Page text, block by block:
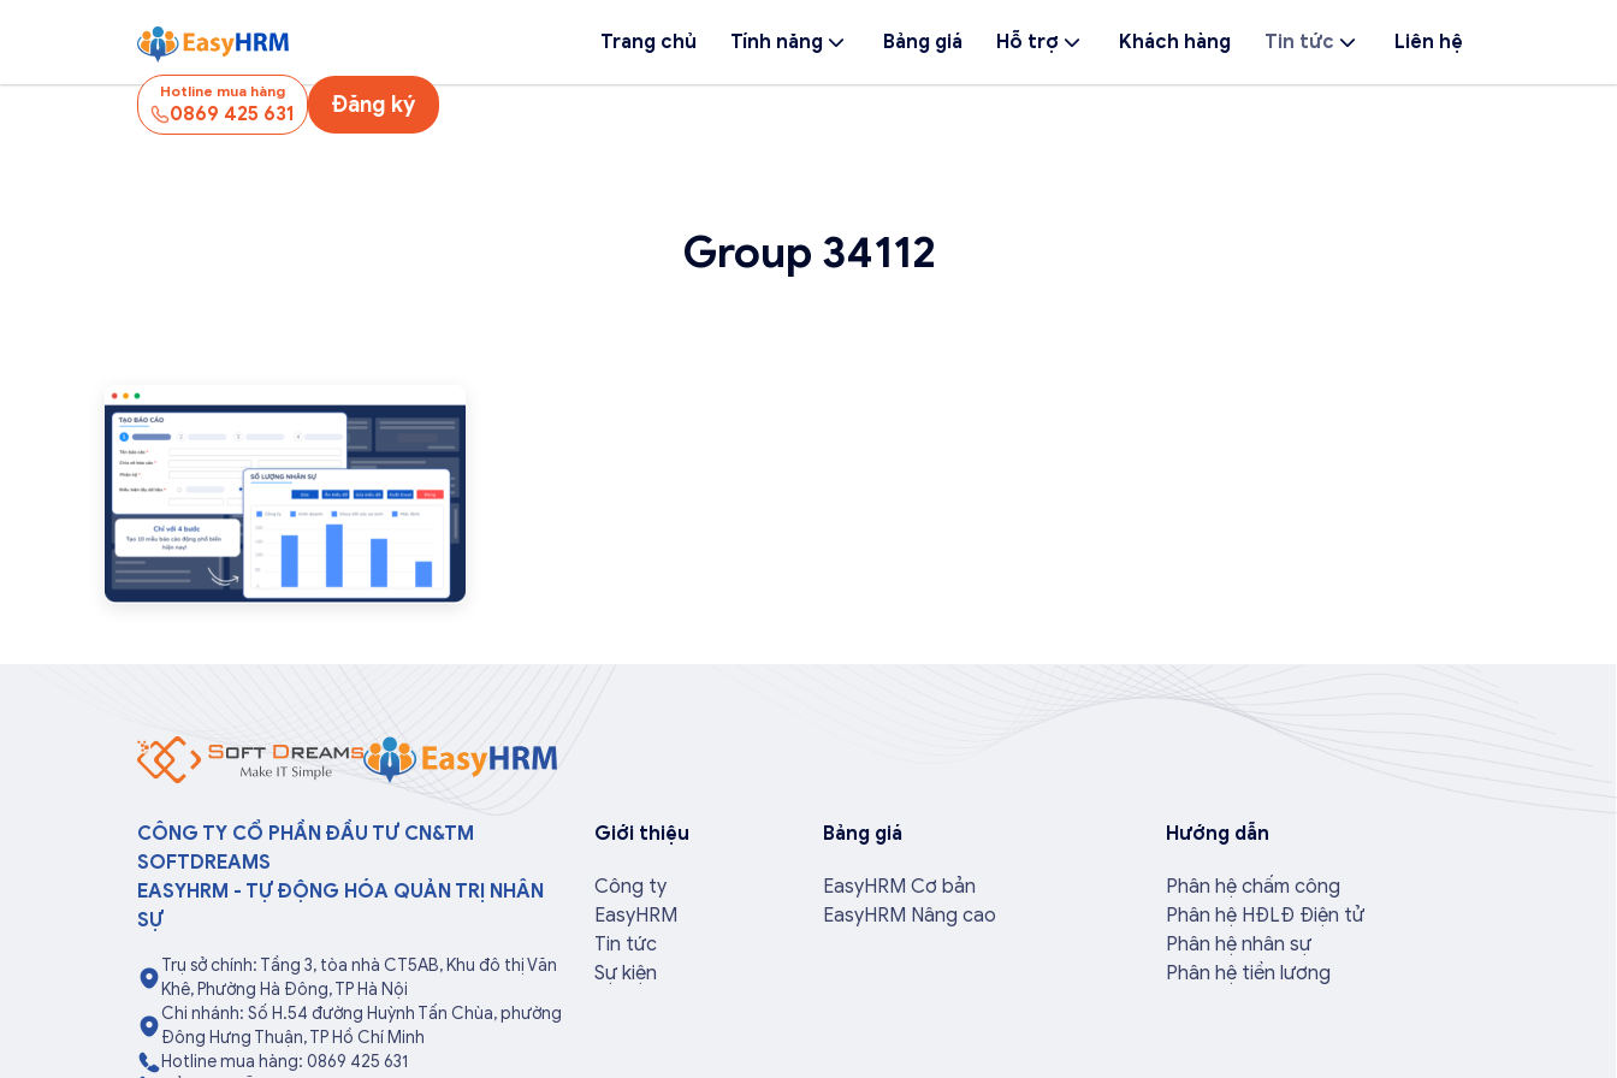
Trang chủ Tính năng Bảng giá Hỗ trợ Khách hàng Tin tức Liên hệ
Hotline mua hàng
0869 425 631 Đăng ký
Group 34112
CÔNG TY CỔ PHẦN ĐẦU TƯ CN&TM
SOFTDREAMS
EASYHRM - TỰ ĐỘNG HÓA QUẢN TRỊ NHÂN
SỰ
Trụ sở chính: Tầng 3, tòa nhà CT5AB, Khu đô thị Văn
Khê, Phường Hà Đông, TP Hà Nội
Chi nhánh: Số H.54 đường Huỳnh Tấn Chùa, phường
Đông Hưng Thuận, TP Hồ Chí Minh
Hotline mua hàng: 0869 425 631
Giới thiệu
Công ty
EasyHRM
Tin tức
Sự kiện
Bảng giá
EasyHRM Cơ bản
EasyHRM Nâng cao
Hướng dẫn
Phân hệ chấm công
Phân hệ HĐLĐ Điện tử
Phân hệ nhân sự
Phân hệ tiền lương